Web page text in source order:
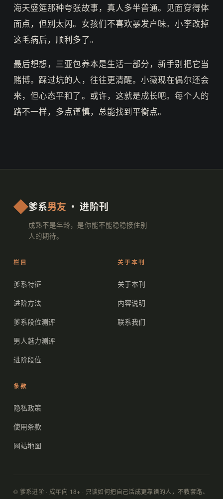
海天盛筵那种夸张故事，真人多半普通。见面穿得体
面点，但别太闪。女孩们不喜欢暴发户味。小李改掉
这毛病后，顺利多了。
最后想想，三亚包养本是生活一部分，新手别把它当
赌博。踩过坑的人，往往更清醒。小薇现在偶尔还会
来，但心态平和了。或许，这就是成长吧。每个人的
路不一样，多点谨慎，总能找到平衡点。
爹系男友 · 进阶刊
成熟不是年龄，是你能不能稳稳接住别
人的期待。
栏目
爹系特征
进阶方法
爹系段位测评
男人魅力测评
进阶段位
关于本刊
关于本刊
内容说明
联系我们
条款
隐私政策
使用条款
网站地图
© 爹系进阶 · 成年向 18+ · 只谈如何把自己活成更靠谱的人，不教套路、